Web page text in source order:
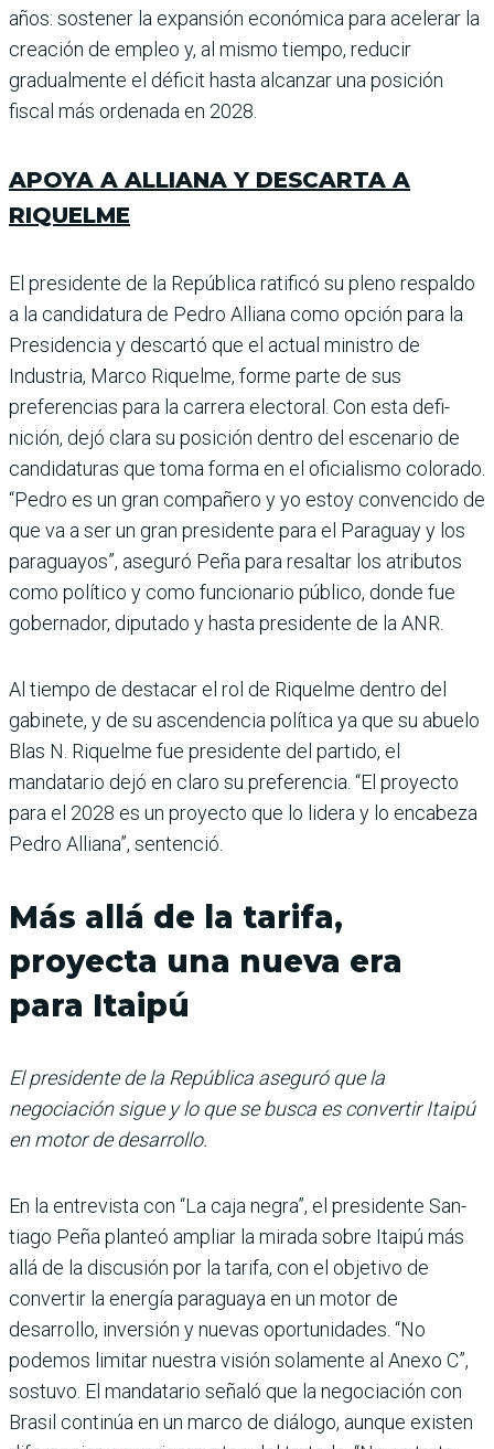
años: sostener la expansión económica para acelerar la
creación de empleo y, al mismo tiempo, reducir
gradualmente el déficit hasta alcanzar una posición
fiscal más ordenada en 2028.
APOYA A ALLIANA Y DESCARTA A
RIQUELME
El presidente de la República ratificó su pleno respaldo
a la can­didatura de Pedro Alliana como opción para la
Presidencia y des­cartó que el actual ministro de
Industria, Marco Riquelme, forme parte de sus
preferencias para la carrera electoral. Con esta defi­
nición, dejó clara su posición dentro del escenario de
candidatu­ras que toma forma en el oficialismo colorado.
“Pedro es un gran compañero y yo estoy convencido de
que va a ser un gran pre­sidente para el Paraguay y los
paraguayos”, aseguró Peña para resaltar los atributos
como político y como funcionario público, donde fue
gobernador, diputado y hasta presidente de la ANR.
Al tiempo de destacar el rol de Riquelme dentro del
gabinete, y de su ascendencia política ya que su abuelo
Blas N. Riquelme fue presidente del partido, el
mandatario dejó en claro su preferen­cia. “El proyecto
para el 2028 es un proyecto que lo lidera y lo encabeza
Pedro Alliana”, sentenció.
Más allá de la tarifa,
proyecta una nueva era
para Itaipú
El presidente de la República aseguró que la
negociación sigue y lo que se busca es convertir Itaipú
en motor de desarrollo.
En la entrevista con “La caja negra”, el presidente San­
tiago Peña planteó ampliar la mirada sobre Itaipú más
allá de la discusión por la tarifa, con el objetivo de
convertir la energía paraguaya en un motor de
desarrollo, inver­sión y nuevas oportunidades. “No
podemos limitar nuestra visión solamente al Anexo C”,
sostuvo. El mandatario señaló que la negociación con
Brasil continúa en un marco de diá­logo, aunque existen